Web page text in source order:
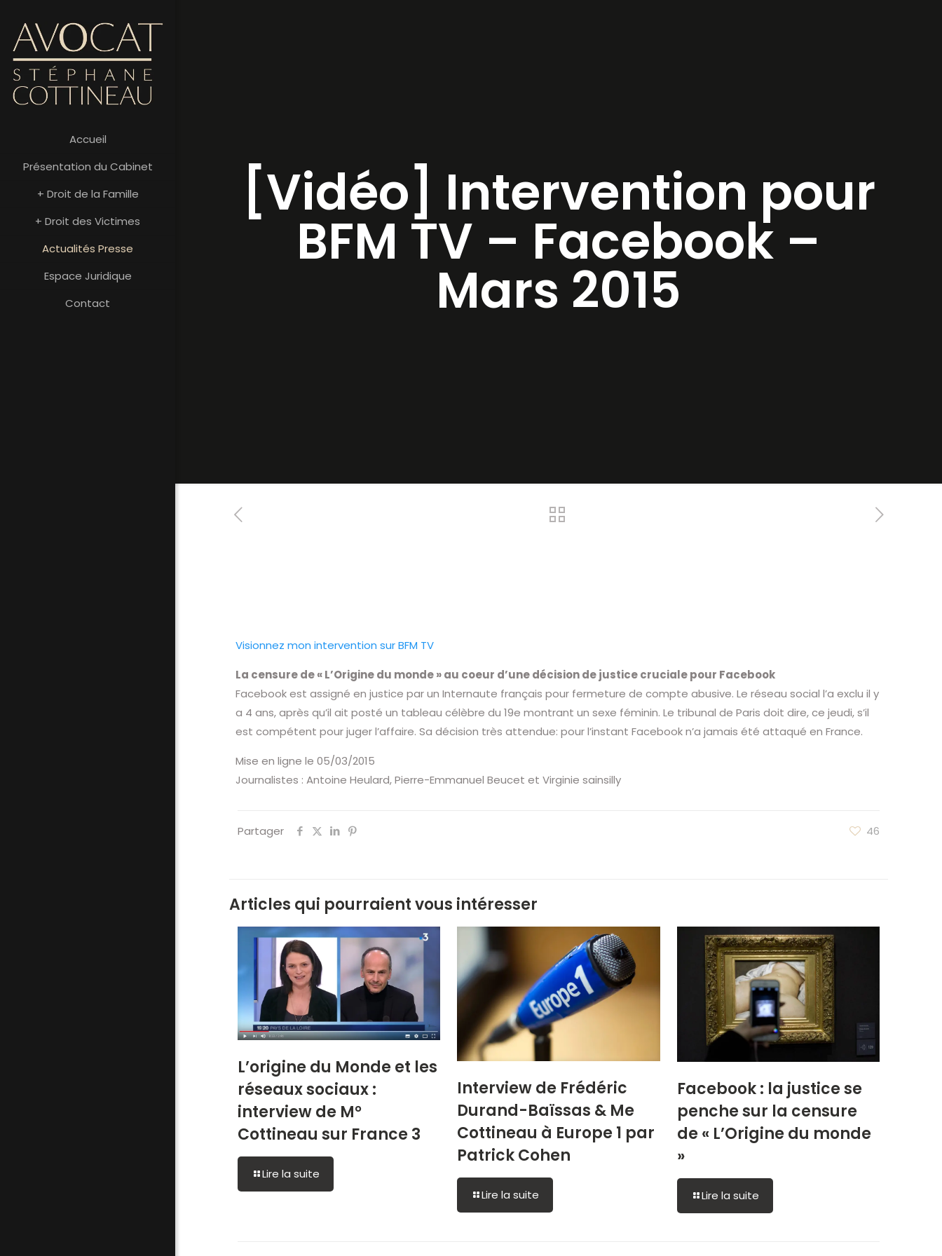
Accueil
Présentation du Cabinet
+ Droit de la Famille
+ Droit des Victimes
Actualités Presse
Espace Juridique
Contact
[Vidéo] Intervention pour
BFM TV – Facebook –
Mars 2015
Visionnez mon intervention sur BFM TV
La censure de « L’Origine du monde » au coeur d’une décision de justice cruciale pour Facebook
Facebook est assigné en justice par un Internaute français pour fermeture de compte abusive. Le réseau social l’a exclu il y
a 4 ans, après qu’il ait posté un tableau célèbre du 19e montrant un sexe féminin. Le tribunal de Paris doit dire, ce jeudi, s’il
est compétent pour juger l’affaire. Sa décision très attendue: pour l’instant Facebook n’a jamais été attaqué en France.
Mise en ligne le 05/03/2015
Journalistes : Antoine Heulard, Pierre-Emmanuel Beucet et Virginie sainsilly
Partager 46
Articles qui pourraient vous intéresser
L’origine du Monde et les
réseaux sociaux :
interview de M°
Cottineau sur France 3
Lire la suite
Interview de Frédéric
Durand-Baïssas & Me
Cottineau à Europe 1 par
Patrick Cohen
Lire la suite
Facebook : la justice se
penche sur la censure
de « L’Origine du monde
»
Lire la suite